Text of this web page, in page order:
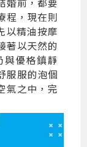
程，現在則
以精油按摩
著以天然的
與優格鎮靜
服服的泡個
氣之中，完